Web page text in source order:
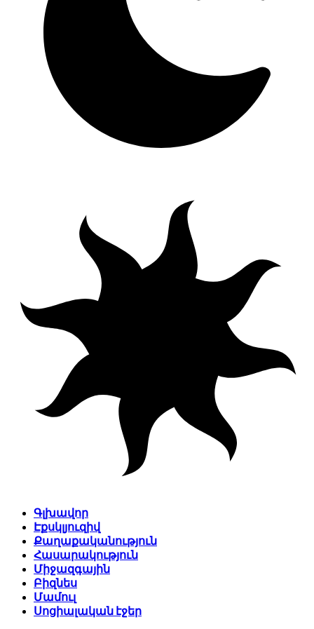
Գլխավոր
Էքսկլյուզիվ
Քաղաքականություն
Հասարակություն
Միջազգային
Բիզնես
Մամուլ
Սոցիալական էջեր